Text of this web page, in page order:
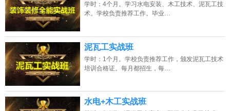
学时：4个月。学习水电安装、木工技术、泥瓦工技
术。学校负责推荐工作。毕业…
泥瓦工实战班
学时：1个月。学校负责推荐工作，颁发泥瓦工技术
培训合格证。每月都招生，每…
水电+木工实战班